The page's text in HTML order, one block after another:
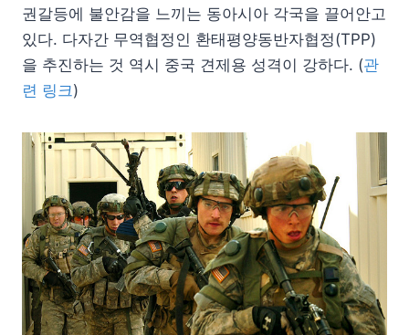
권갈등에 불안감을 느끼는 동아시아 각국을 끌어안고
있다. 다자간 무역협정인 환태평양동반자협정(TPP)
을 추진하는 것 역시 중국 견제용 성격이 강하다. (관
련 링크)